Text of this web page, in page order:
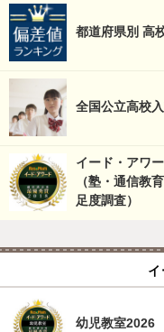
都道府県別 高
全国公立高校
イード・アワ
（塾・通信教
足度調査）
イ
幼児教室2026